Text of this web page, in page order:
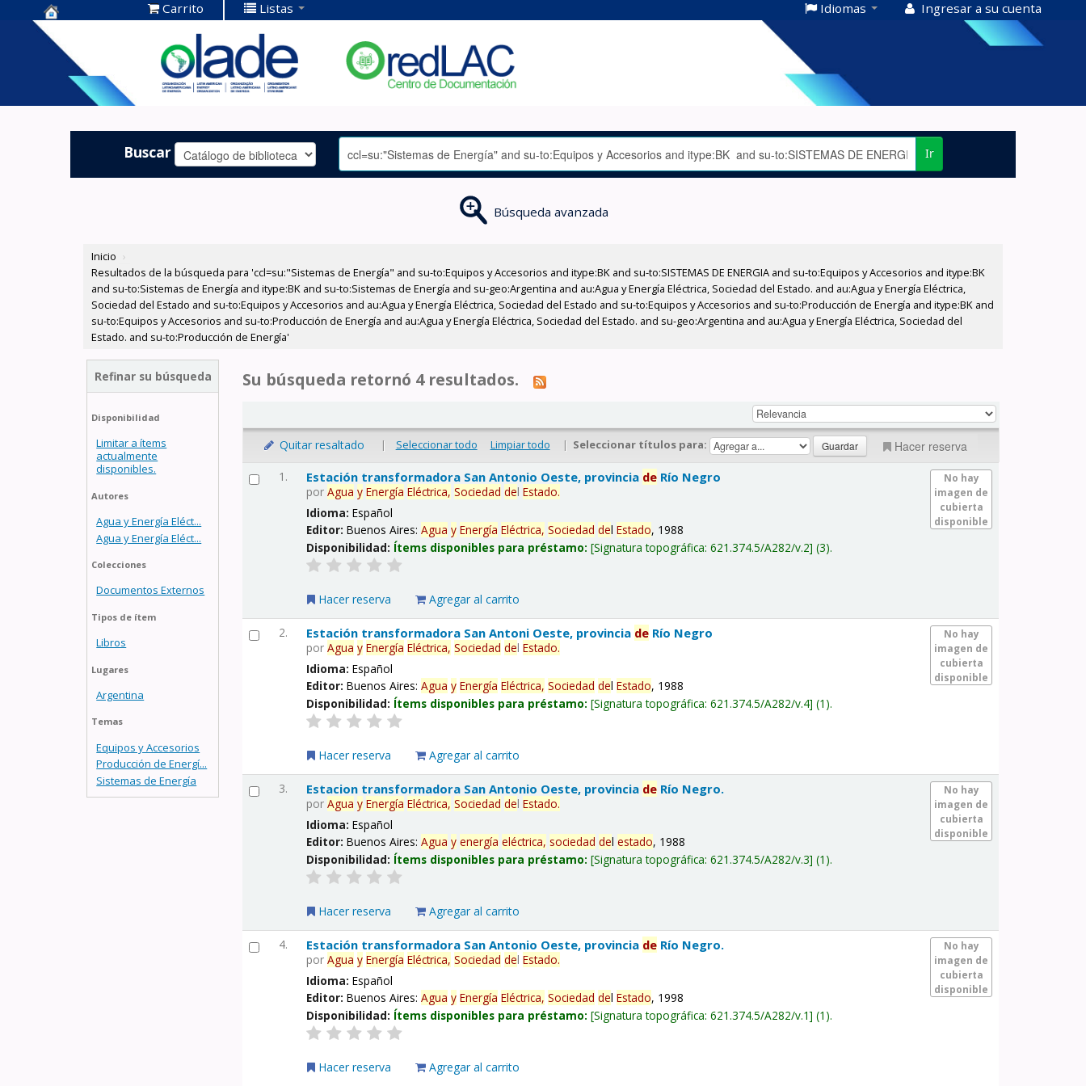
Centro de
Documentación
OLADE -
Carrito Listas Idiomas Ingresar a su cuenta
Buscar Ir
Búsqueda avanzada
Inicio ›
Resultados de la búsqueda para 'ccl=su:"Sistemas de Energía" and su-to:Equipos y Accesorios and itype:BK and su-to:SISTEMAS DE ENERGIA and su-to:Equipos y Accesorios and itype:BK
and su-to:Sistemas de Energía and itype:BK and su-to:Sistemas de Energía and su-geo:Argentina and au:Agua y Energía Eléctrica, Sociedad del Estado. and au:Agua y Energía Eléctrica,
Sociedad del Estado and su-to:Equipos y Accesorios and au:Agua y Energía Eléctrica, Sociedad del Estado and su-to:Equipos y Accesorios and su-to:Producción de Energía and itype:BK and
su-to:Equipos y Accesorios and su-to:Producción de Energía and au:Agua y Energía Eléctrica, Sociedad del Estado. and su-geo:Argentina and au:Agua y Energía Eléctrica, Sociedad del
Estado. and su-to:Producción de Energía'
Refinar su búsqueda
Disponibilidad
Limitar a ítems
actualmente
disponibles.
Autores
Agua y Energía Eléct...
Agua y Energía Eléct...
Colecciones
Documentos Externos
Tipos de ítem
Libros
Lugares
Argentina
Temas
Equipos y Accesorios
Producción de Energí...
Sistemas de Energía
Su búsqueda retornó 4 resultados.
Quitar resaltado | Seleccionar todo Limpiar todo | Seleccionar títulos para: Hacer reserva
1.
No hay
imagen de
cubierta
disponible
Estación transformadora San Antonio Oeste, provincia de Río Negro
porAgua y Energía Eléctrica, Sociedad delEstado.
Idioma:Español
Editor:Buenos Aires:Agua y Energía Eléctrica, Sociedad delEstado, 1988
Disponibilidad: Ítems disponibles para préstamo: Signatura topográfica:621.374.5/A282/v.2 (3).
Hacer reserva Agregar al carrito
2.
No hay
imagen de
cubierta
disponible
Estación transformadora San Antoni Oeste, provincia de Río Negro
porAgua y Energía Eléctrica, Sociedad delEstado.
Idioma:Español
Editor:Buenos Aires:Agua y Energía Eléctrica, Sociedad delEstado, 1988
Disponibilidad: Ítems disponibles para préstamo: Signatura topográfica:621.374.5/A282/v.4 (1).
Hacer reserva Agregar al carrito
3.
No hay
imagen de
cubierta
disponible
Estacion transformadora San Antonio Oeste, provincia de Río Negro.
porAgua y Energía Eléctrica, Sociedad delEstado.
Idioma:Español
Editor:Buenos Aires:Agua y energía eléctrica, sociedad delestado, 1988
Disponibilidad: Ítems disponibles para préstamo: Signatura topográfica:621.374.5/A282/v.3 (1).
Hacer reserva Agregar al carrito
4.
No hay
imagen de
cubierta
disponible
Estación transformadora San Antonio Oeste, provincia de Río Negro.
porAgua y Energía Eléctrica, Sociedad delEstado.
Idioma:Español
Editor:Buenos Aires:Agua y Energía Eléctrica, Sociedad delEstado, 1998
Disponibilidad: Ítems disponibles para préstamo: Signatura topográfica:621.374.5/A282/v.1 (1).
Hacer reserva Agregar al carrito